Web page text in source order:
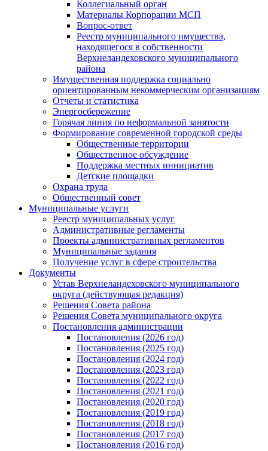
Коллегиальный орган
Материалы Корпорации МСП
Вопрос-ответ
Реестр муниципального имущества,
находящегося в собственности
Верхнеландеховского муниципального
района
Имущественная поддержка социально
ориентированным некоммерческим организациям
Отчеты и статистика
Энергосбережение
Горячая линия по неформальной занятости
Формирование современной городской среды
Общественные территории
Общественное обсуждение
Поддержка местных иннициатив
Детские площадки
Охрана труда
Общественный совет
Муниципальные услуги
Реестр муниципальных услуг
Административные регламенты
Проекты административных регламентов
Муниципальные задания
Получение услуг в сфере строительства
Документы
Устав Верхнеландеховского муниципального
округа (действующая редакция)
Решения Совета района
Решения Совета муниципального округа
Постановления администрации
Постановления (2026 год)
Постановления (2025 год)
Постановления (2024 год)
Постановления (2023 год)
Постановления (2022 год)
Постановления (2021 год)
Постановления (2020 год)
Постановления (2019 год)
Постановления (2018 год)
Постановления (2017 год)
Постановления (2016 год)